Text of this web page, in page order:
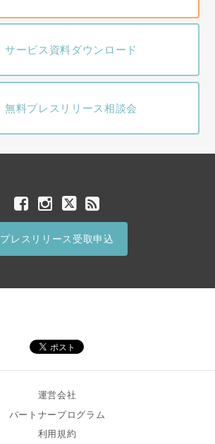
サービス資料ダウンロード
無料プレスリリース相談会
プレスリリース受取申込
運営会社
パートナープログラム
利用規約